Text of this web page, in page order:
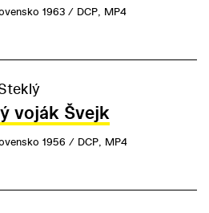
1963 / DCP, MP4
voják Švejk
1956 / DCP, MP4